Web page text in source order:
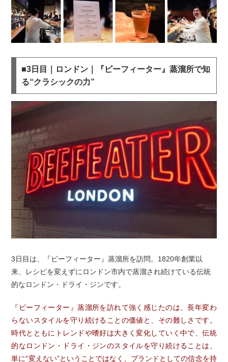
■3日目｜ロンドン｜『ビーフィーター』蒸溜所で知
る“クラシックの力”
3日目は、『ビーフィーター』蒸溜所を訪問。1820年創業以
来、レシピを変えずにロンドン市内で蒸溜され続けている伝統
的なロンドン・ドライ・ジンです。
『ビーフィーター』蒸溜所を訪れて強く感じたのは、長年変わ
らないスタイルを守り続けることの価値と、その難しさです。
時代とともにトレンドや嗜好は大きく変化していく中で、伝統
的なロンドン・ドライ・ジンのスタイルを守り続けることは、
単に“変えない”ということではなく、ブランドとしての信念を持